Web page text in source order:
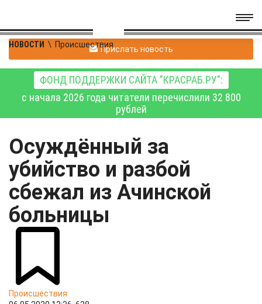
НОВОСТИ \ ПроисшествияПрислать новость
ФОНД ПОДДЕРЖКИ САЙТА "КРАСРАБ.РУ":
с начала 2026 года читатели перечислили 32 800
рублей
Осуждённый за
убийство и разбой
сбежал из Ачинской
больницы
Происшествия